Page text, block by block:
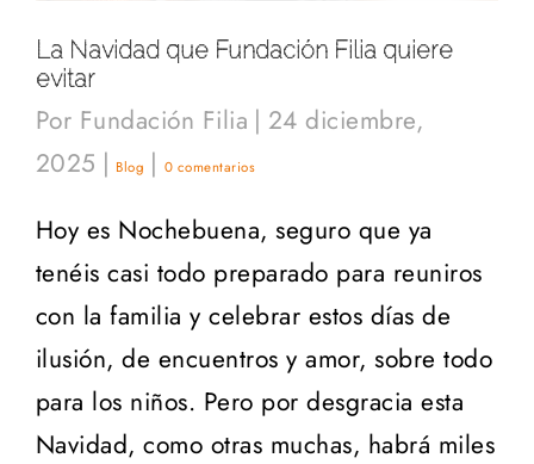
La Navidad que Fundación Filia quiere
evitar
Por Fundación Filia | 24 diciembre,
2025 | Blog | 0 comentarios
Hoy es Nochebuena, seguro que ya
tenéis casi todo preparado para reuniros
con la familia y celebrar estos días de
ilusión, de encuentros y amor, sobre todo
para los niños. Pero por desgracia esta
Navidad, como otras muchas, habrá miles